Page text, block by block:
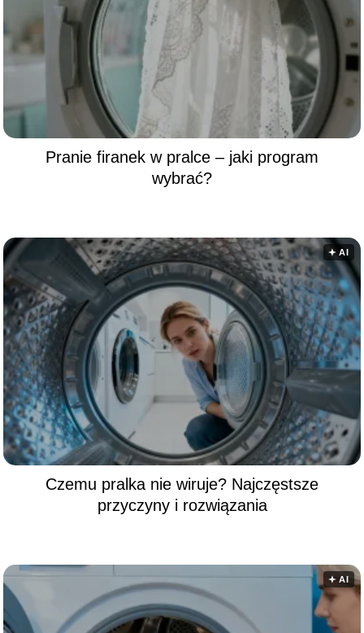
Pranie firanek w pralce – jaki program
wybrać?
🟅 AI
Czemu pralka nie wiruje? Najczęstsze
przyczyny i rozwiązania
🟅 AI